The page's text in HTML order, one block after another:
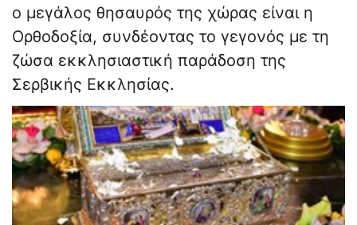
ο μεγάλος θησαυρός της χώρας είναι η
Ορθοδοξία, συνδέοντας το γεγονός με τη
ζώσα εκκλησιαστική παράδοση της
Σερβικής Εκκλησίας.